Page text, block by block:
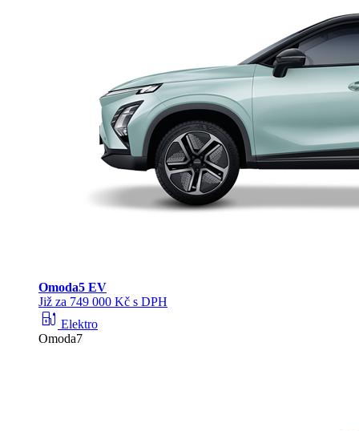
Omoda5 EV
Již za 749 000 Kč s DPH
ev_station Elektro
Omoda7